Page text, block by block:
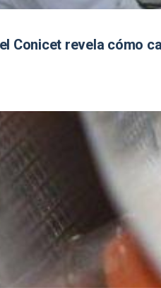
Conicet revela cómo